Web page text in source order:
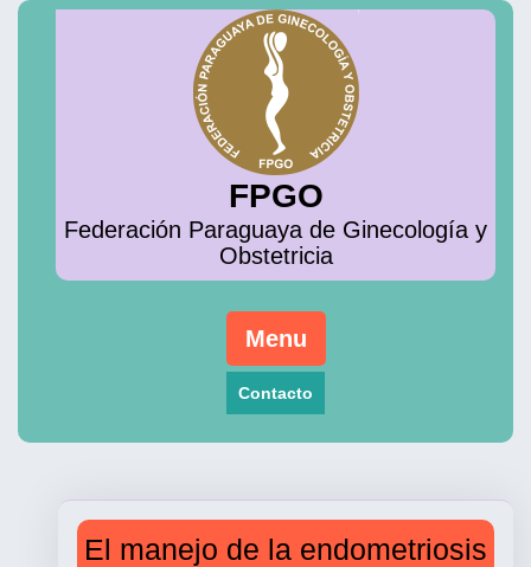
Skip
FPGO
Federación Paraguaya de Ginecología y
Obstetricia
Menu
Contacto
El manejo de la endometriosis